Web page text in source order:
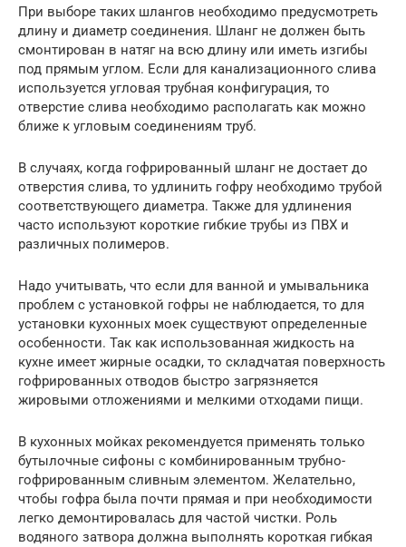
При выборе таких шлангов необходимо предусмотреть
длину и диаметр соединения. Шланг не должен быть
смонтирован в натяг на всю длину или иметь изгибы
под прямым углом. Если для канализационного слива
используется угловая трубная конфигурация, то
отверстие слива необходимо располагать как можно
ближе к угловым соединениям труб.
В случаях, когда гофрированный шланг не достает до
отверстия слива, то удлинить гофру необходимо трубой
соответствующего диаметра. Также для удлинения
часто используют короткие гибкие трубы из ПВХ и
различных полимеров.
Надо учитывать, что если для ванной и умывальника
проблем с установкой гофры не наблюдается, то для
установки кухонных моек существуют определенные
особенности. Так как использованная жидкость на
кухне имеет жирные осадки, то складчатая поверхность
гофрированных отводов быстро загрязняется
жировыми отложениями и мелкими отходами пищи.
В кухонных мойках рекомендуется применять только
бутылочные сифоны с комбинированным трубно-
гофрированным сливным элементом. Желательно,
чтобы гофра была почти прямая и при необходимости
легко демонтировалась для частой чистки. Роль
водяного затвора должна выполнять короткая гибкая